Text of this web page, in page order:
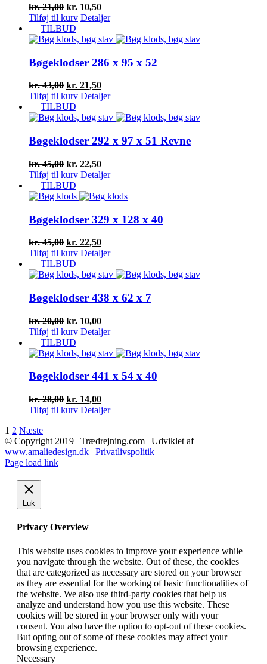
kr.21,00 Den
oprindelige
pris
var:
kr. 10,50Den
aktuelle
er:
Tilføj til kurv Detaljer
TILBUD
Bøgeklodser 286 x 95 x 52
kr.43,00 Den
oprindelige
pris
var:
kr. 21,50Den
aktuelle
er:
Tilføj til kurv Detaljer
TILBUD
Bøgeklodser 292 x 97 x 51 Revne
kr.45,00 Den
oprindelige
pris
var:
kr. 22,50Den
aktuelle
er:
Tilføj til kurv Detaljer
TILBUD
Bøgeklodser 329 x 128 x 40
kr.45,00 Den
oprindelige
pris
var:
kr. 22,50Den
aktuelle
er:
Tilføj til kurv Detaljer
TILBUD
Bøgeklodser 438 x 62 x 7
kr.20,00 Den
oprindelige
pris
var:
kr. 10,00Den
aktuelle
er:
Tilføj til kurv Detaljer
TILBUD
Bøgeklodser 441 x 54 x 40
kr.28,00 Den
oprindelige
kr. 28,00.
kr. 14,00Den
aktuelle
kr. 14,00.
Tilføj til kurv Detaljer
1 2 Næste
© Copyright 2019 | Trædrejning.com | Udviklet af
www.amaliedesign.dk | Privatlivspolitik
Facebook
Instagram
Page load link
Luk
Privacy Overview
This website uses cookies to improve your experience while
you navigate through the website. Out of these, the cookies
that are categorized as necessary are stored on your browser
as they are essential for the working of basic functionalities of
the website. We also use third-party cookies that help us
analyze and understand how you use this website. These
cookies will be stored in your browser only with your
consent. You also have the option to opt-out of these cookies.
But opting out of some of these cookies may affect your
browsing experience.
Necessary